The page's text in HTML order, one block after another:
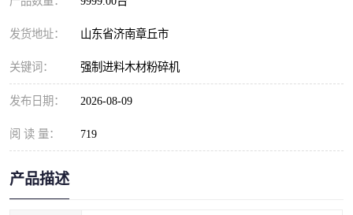
发货地址： 山东省济南章丘市
关键词： 强制进料木材粉碎机
发布日期： 2026-08-09
阅 读 量： 719
产品描述